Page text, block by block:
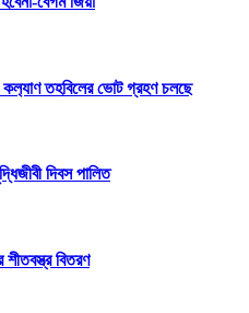
কল‍্যাণ তহবিলের ভোট গ্রহণ চলছে
দিবস পালিত
বিতরণ